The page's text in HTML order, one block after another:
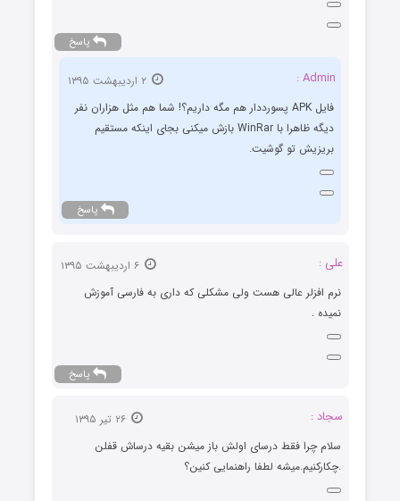
پاسخ
Admin :
فایل APK پسورددار هم مگه داریم؟! شما هم مثل هزاران نفر
دیگه ظاهرا با WinRar بازش میکنی بجای اینکه مستقیم
بریزیش تو گوشیت.
پاسخ
علی :
نرم افزلر عالی هست ولی مشکلی که داری به فارسی آموزش
نمیده .
پاسخ
سجاد :
۲۶ تیر ۱۳۹۵
سلام چرا فقط درسای اولش باز میشن بقیه درساش قفلن
.چکارکنیم.میشه لطفا راهنمایی کنین؟